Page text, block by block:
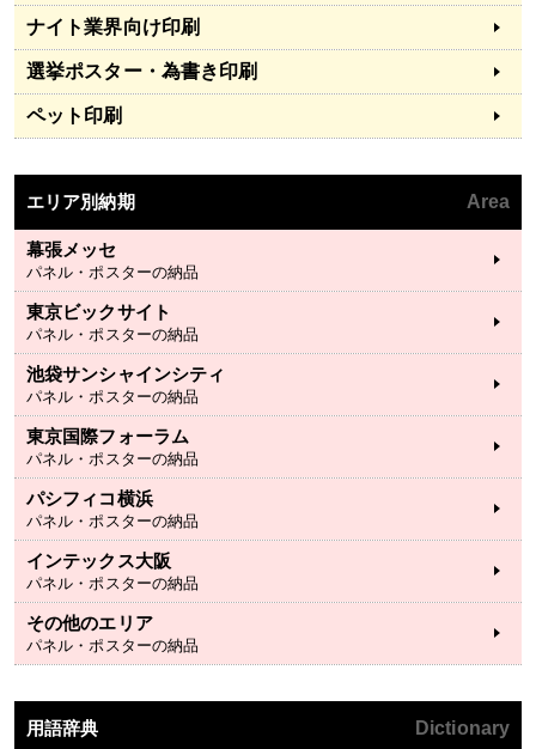
ナイト業界向け印刷
選挙ポスター・為書き印刷
ペット印刷
エリア別納期 Area
幕張メッセ
パネル・ポスターの納品
東京ビックサイト
パネル・ポスターの納品
池袋サンシャインシティ
パネル・ポスターの納品
東京国際フォーラム
パネル・ポスターの納品
パシフィコ横浜
パネル・ポスターの納品
インテックス大阪
パネル・ポスターの納品
その他のエリア
パネル・ポスターの納品
用語辞典 Dictionary